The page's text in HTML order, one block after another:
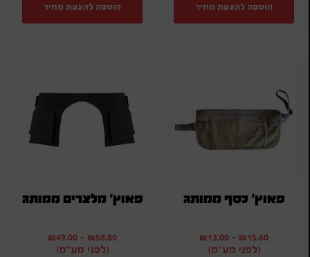
הוספה להצעת מחיר הוספה להצעת מחיר
פאוץ' כסף ממותג
₪15.60
-
₪13.00
(לפני מע"מ)
פאוץ' מלצרים ממותג
₪58.80
-
₪49.00
(לפני מע"מ)